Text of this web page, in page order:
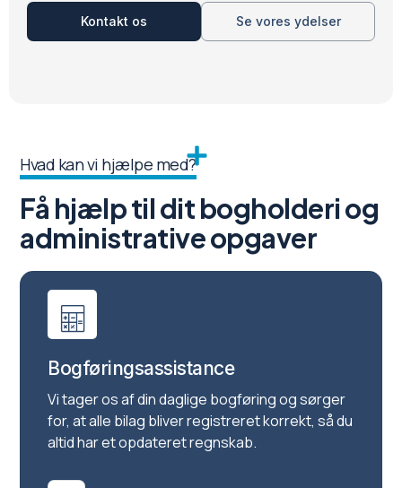
Kontakt os Se vores ydelser
Hvad kan vi hjælpe med?
Få hjælp til dit bogholderi og
administrative opgaver
Bogføringsassistance
Vi tager os af din daglige bogføring og sørger
for, at alle bilag bliver registreret korrekt, så du
altid har et opdateret regnskab.